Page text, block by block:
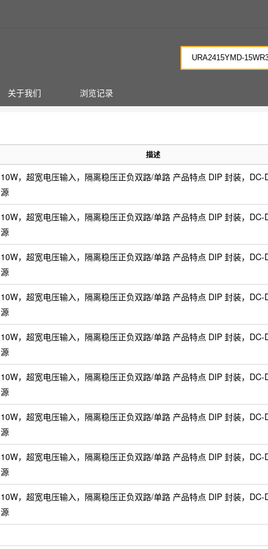
关于我们 浏览记录
描述
10W，超宽电压输入，隔离稳压正负双路/单路 产品特点 DIP 封装，DC-
源
10W，超宽电压输入，隔离稳压正负双路/单路 产品特点 DIP 封装，DC-
源
10W，超宽电压输入，隔离稳压正负双路/单路 产品特点 DIP 封装，DC-
源
10W，超宽电压输入，隔离稳压正负双路/单路 产品特点 DIP 封装，DC-
源
10W，超宽电压输入，隔离稳压正负双路/单路 产品特点 DIP 封装，DC-
源
10W，超宽电压输入，隔离稳压正负双路/单路 产品特点 DIP 封装，DC-
源
10W，超宽电压输入，隔离稳压正负双路/单路 产品特点 DIP 封装，DC-
源
10W，超宽电压输入，隔离稳压正负双路/单路 产品特点 DIP 封装，DC-
源
10W，超宽电压输入，隔离稳压正负双路/单路 产品特点 DIP 封装，DC-
源